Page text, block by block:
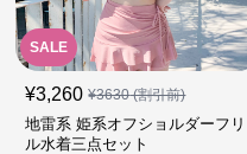
SALE
¥3,260 ¥3630(割引前)
地雷系 姫系オフショルダーフリ
ル水着三点セット